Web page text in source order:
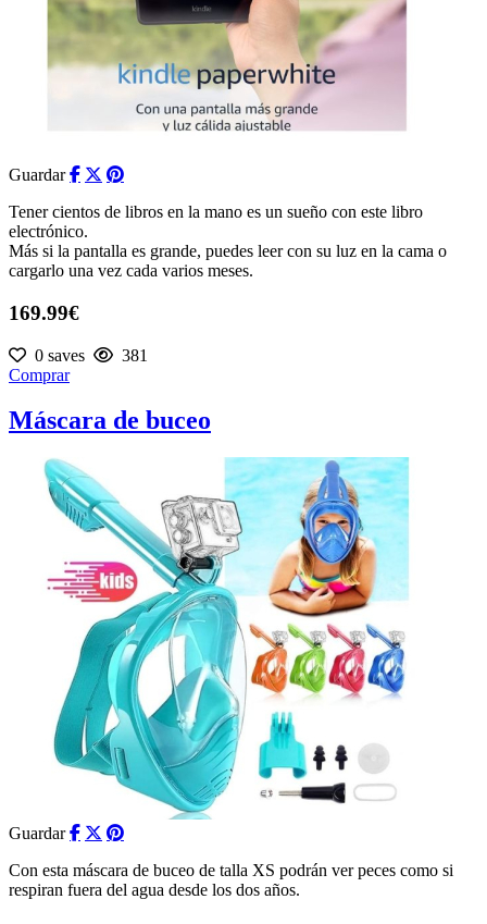
Guardar
Tener cientos de libros en la mano es un sueño con este libro
electrónico.
Más si la pantalla es grande, puedes leer con su luz en la cama o
cargarlo una vez cada varios meses.
169.99€
0 saves
381
Comprar
Máscara de buceo
Guardar
Con esta máscara de buceo de talla XS podrán ver peces como si
respiran fuera del agua desde los dos años.